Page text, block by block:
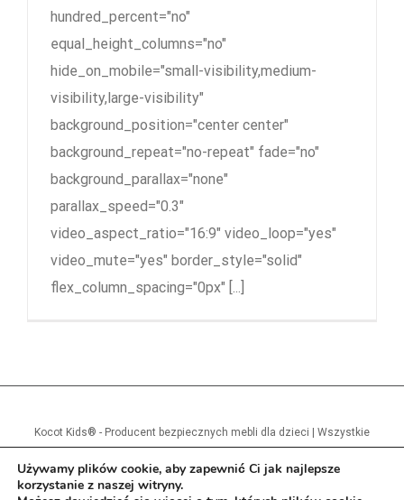
hundred_percent="no"
equal_height_columns="no"
hide_on_mobile="small-visibility,medium-
visibility,large-visibility"
background_position="center center"
background_repeat="no-repeat" fade="no"
background_parallax="none"
parallax_speed="0.3"
video_aspect_ratio="16:9" video_loop="yes"
video_mute="yes" border_style="solid"
flex_column_spacing="0px" [...]
Kocot Kids® - Producent bezpiecznych mebli dla dzieci | Wszystkie
Używamy plików cookie, aby zapewnić Ci jak najlepsze
korzystanie z naszej witryny.